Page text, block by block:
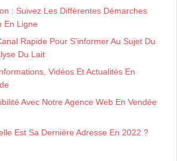
: Suivez Les Différentes Démarches
En Ligne
Rapide Pour S’informer Au Sujet Du
Du Lait
Vidéos Et Actualités En
Avec Notre Agence Web En Vendée
Est Sa Dernière Adresse En 2022 ?